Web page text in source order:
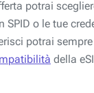
potrai
SPID o le tue
potrai
della